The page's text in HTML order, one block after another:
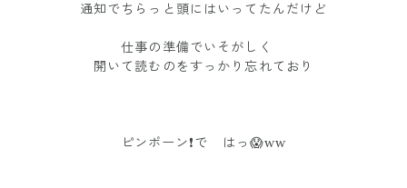
通知でちらっと頭にはいってたんだけど
仕事の準備でいそがしく
開いて読むのをすっかり忘れており
ピンポーン❗️で はっ😱ww